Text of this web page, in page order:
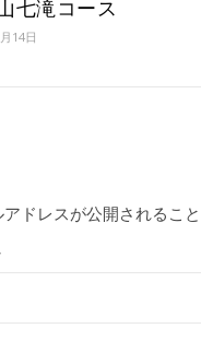
七滝コース
14日
アドレスが公開されること